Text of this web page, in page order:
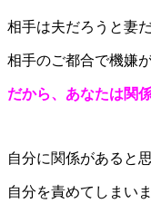
相手は夫だろうと妻
相手のご都合で機嫌
だから、あなたは関
自分に関係があると
自分を責めてしまいま